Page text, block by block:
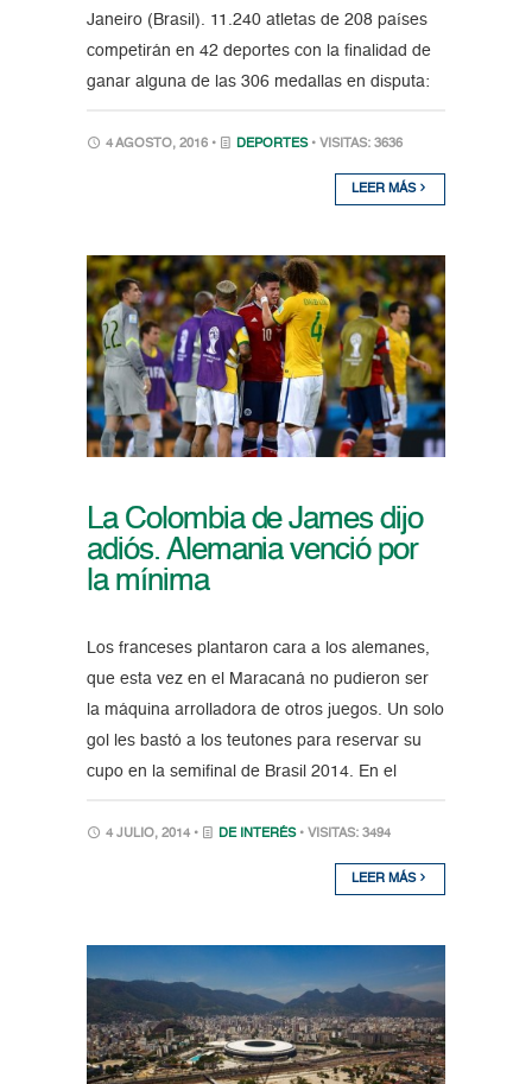
Janeiro (Brasil). 11.240 atletas de 208 países
competirán en 42 deportes con la finalidad de
ganar alguna de las 306 medallas en disputa:
4 AGOSTO, 2016 • DEPORTES • VISITAS: 3636
LEER MÁS
La Colombia de James dijo
adiós. Alemania venció por
la mínima
Los franceses plantaron cara a los alemanes,
que esta vez en el Maracaná no pudieron ser
la máquina arrolladora de otros juegos. Un solo
gol les bastó a los teutones para reservar su
cupo en la semifinal de Brasil 2014. En el
4 JULIO, 2014 • DE INTERÉS • VISITAS: 3494
LEER MÁS